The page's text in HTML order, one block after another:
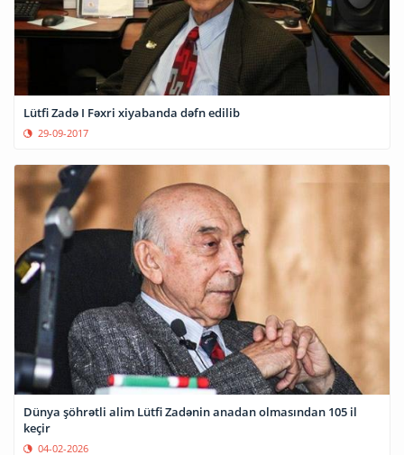
Lütfi Zadə I Fəxri xiyabanda dəfn edilib
29-09-2017
Dünya şöhrətli alim Lütfi Zadənin anadan olmasından 105 il
keçir
04-02-2026